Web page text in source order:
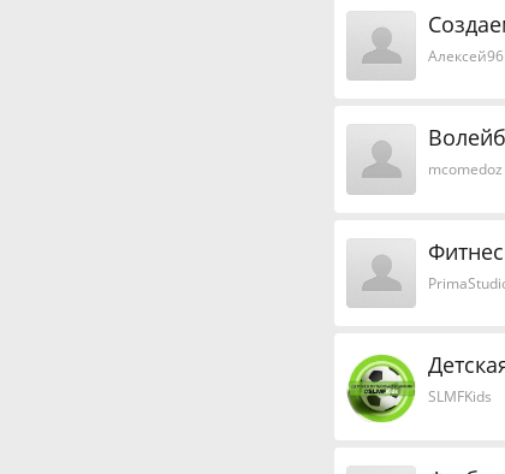
Алексей96
mcomedoz
SLMFKids